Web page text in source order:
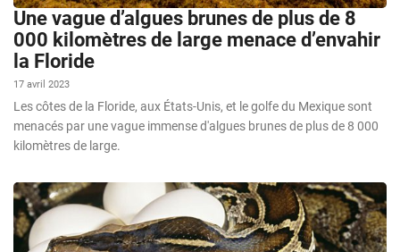
Une vague d’algues brunes de plus de 8
000 kilomètres de large menace d’envahir
la Floride
17 avril 2023
Les côtes de la Floride, aux États-Unis, et le golfe du Mexique sont
menacés par une vague immense d'algues brunes de plus de 8 000
kilomètres de large.